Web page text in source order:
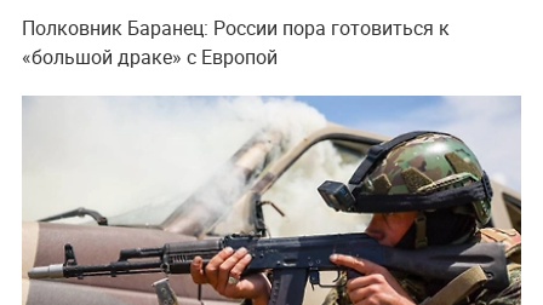
Полковник Баранец: России пора готовиться к
«большой драке» с Европой